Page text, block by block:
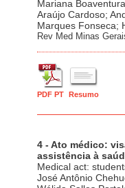
Mariana
Araújo Cardoso;
Marques Fonseca;
Rev Med Minas
PDF PT Resumo
4 - Ato médico:
assistência à
Medical act:
José Antônio